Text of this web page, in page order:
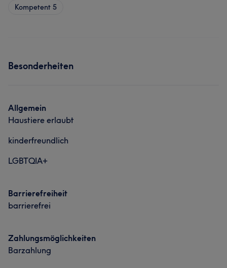
Kompetent 5
Besonderheiten
Allgemein
Haustiere erlaubt
kinderfreundlich
LGBTQIA+
Barrierefreiheit
barrierefrei
Zahlungsmöglichkeiten
Barzahlung